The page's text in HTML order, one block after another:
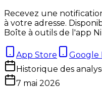
Recevez une
à votre adresse.
Boîte à outils de l'app
App Store
Google
Historique des
7 mai 2026